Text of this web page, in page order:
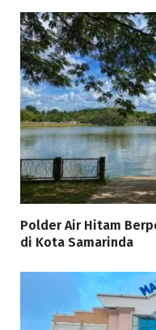
Polder Air Hitam
di Kota Samarinda